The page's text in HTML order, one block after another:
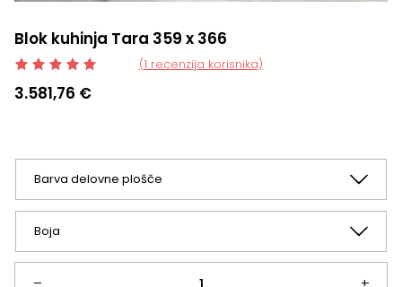
Blok kuhinja Tara 359 x 366
Korisnička
ocjena:
5.00
korisnika)
(1 recenzija korisnika)
3.581,76 €
–
Blok +